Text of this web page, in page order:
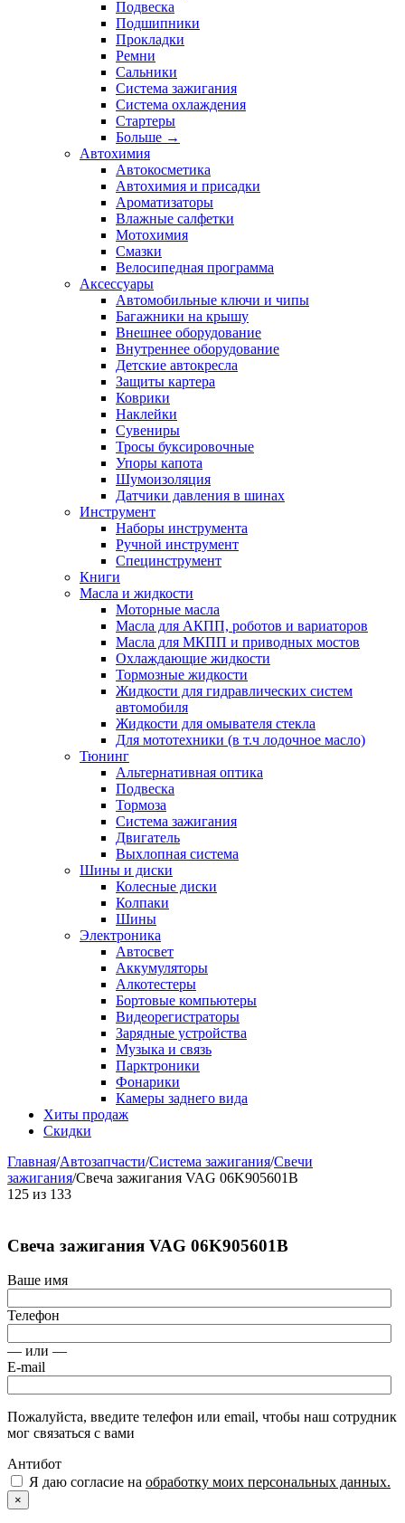
Подвеска
Подшипники
Прокладки
Ремни
Сальники
Система зажигания
Система охлаждения
Стартеры
Больше →
Автохимия
Автокосметика
Автохимия и присадки
Ароматизаторы
Влажные салфетки
Мотохимия
Смазки
Велосипедная программа
Аксессуары
Автомобильные ключи и чипы
Багажники на крышу
Внешнее оборудование
Внутреннее оборудование
Детские автокресла
Защиты картера
Коврики
Наклейки
Сувениры
Тросы буксировочные
Упоры капота
Шумоизоляция
Датчики давления в шинах
Инструмент
Наборы инструмента
Ручной инструмент
Специнструмент
Книги
Масла и жидкости
Моторные масла
Масла для АКПП, роботов и вариаторов
Масла для МКПП и приводных мостов
Охлаждающие жидкости
Тормозные жидкости
Жидкости для гидравлических систем
автомобиля
Жидкости для омывателя стекла
Для мототехники (в т.ч лодочное масло)
Тюнинг
Альтернативная оптика
Подвеска
Тормоза
Система зажигания
Двигатель
Выхлопная система
Шины и диски
Колесные диски
Колпаки
Шины
Электроника
Автосвет
Аккумуляторы
Алкотестеры
Бортовые компьютеры
Видеорегистраторы
Зарядные устройства
Музыка и связь
Парктроники
Фонарики
Камеры заднего вида
Хиты продаж
Скидки
Главная/Автозапчасти/Система зажигания/Свечи
зажигания/Свеча зажигания VAG 06K905601B
125 из 133
Свеча зажигания VAG 06K905601B
Ваше имя
Телефон
— или —
E-mail
Пожалуйста, введите телефон или email, чтобы наш сотрудник
мог связаться с вами
Антибот
Я даю согласие на обработку моих персональных данных.
×